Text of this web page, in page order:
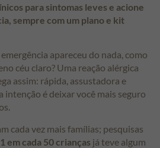
para sintomas leves e acione
sempre com um plano e kit
apareceu do nada, como
céu claro? Uma reação alérgica
assim: rápida, assustadora e
intenção é deixar você mais seguro
cada vez mais famílias; pesquisas
1 em cada 50 crianças já teve algum